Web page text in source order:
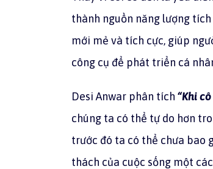
thành nguồn năng lượng
mới mẻ và tích cực, giúp
công cụ để phát triển cá
Desi Anwar phân tích “Khi
chúng ta có thể tự do hơn
trước đó ta có thể chưa bao
thách của cuộc sống một